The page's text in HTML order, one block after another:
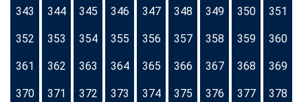
343 344 345 346 347 348 349 350 351
352 353 354 355 356 357 358 359 360
361 362 363 364 365 366 367 368 369
370 371 372 373 374 375 376 377 378